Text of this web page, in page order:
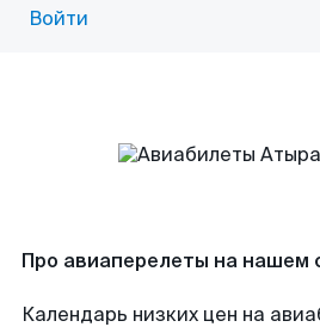
Войти
Про авиаперелеты на нашем
Календарь низких цен на